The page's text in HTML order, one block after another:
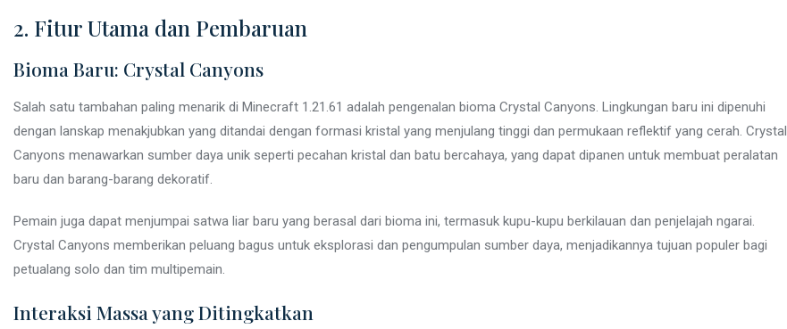
2. Fitur Utama dan Pembaruan
Bioma Baru: Crystal Canyons
Salah satu tambahan paling menarik di Minecraft 1.21.61 adalah pengenalan bioma Crystal Canyons. Lingkungan baru ini dipenuhi
dengan lanskap menakjubkan yang ditandai dengan formasi kristal yang menjulang tinggi dan permukaan reflektif yang cerah. Crystal
Canyons menawarkan sumber daya unik seperti pecahan kristal dan batu bercahaya, yang dapat dipanen untuk membuat peralatan
baru dan barang-barang dekoratif.
Pemain juga dapat menjumpai satwa liar baru yang berasal dari bioma ini, termasuk kupu-kupu berkilauan dan penjelajah ngarai.
Crystal Canyons memberikan peluang bagus untuk eksplorasi dan pengumpulan sumber daya, menjadikannya tujuan populer bagi
petualang solo dan tim multipemain.
Interaksi Massa yang Ditingkatkan